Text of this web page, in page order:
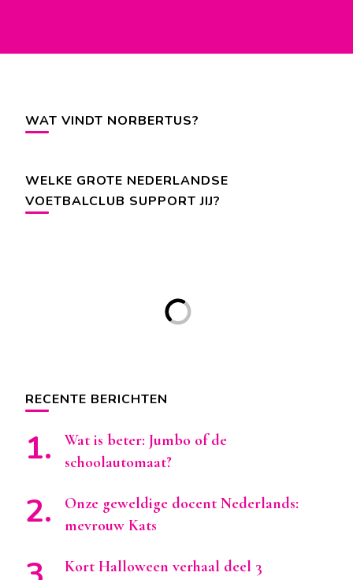
WAT VINDT NORBERTUS?
WELKE GROTE NEDERLANDSE
VOETBALCLUB SUPPORT JIJ?
RECENTE BERICHTEN
Wat is beter: Jumbo of de
schoolautomaat?
Onze geweldige docent Nederlands:
mevrouw Kats
Kort Halloween verhaal deel 3